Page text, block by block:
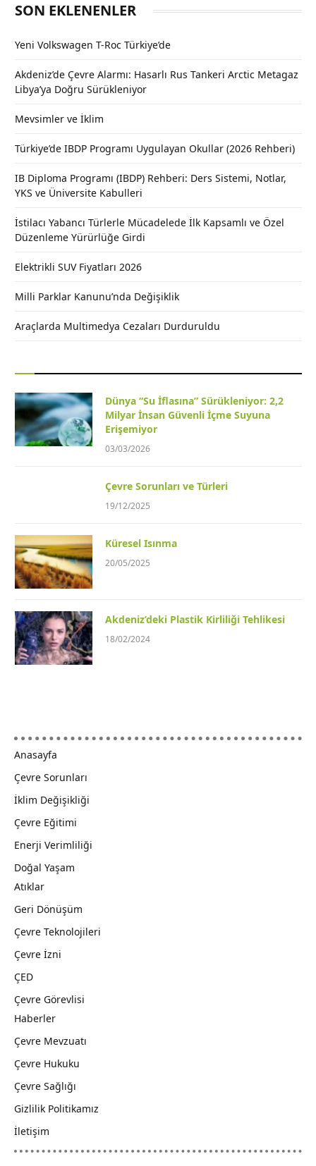
SON EKLENENLER
Yeni Volkswagen T-Roc Türkiye’de
Akdeniz’de Çevre Alarmı: Hasarlı Rus Tankeri Arctic Metagaz
Libya’ya Doğru Sürükleniyor
Mevsimler ve İklim
Türkiye’de IBDP Programı Uygulayan Okullar (2026 Rehberi)
IB Diploma Programı (IBDP) Rehberi: Ders Sistemi, Notlar,
YKS ve Üniversite Kabulleri
İstilacı Yabancı Türlerle Mücadelede İlk Kapsamlı ve Özel
Düzenleme Yürürlüğe Girdi
Elektrikli SUV Fiyatları 2026
Milli Parklar Kanunu’nda Değişiklik
Araçlarda Multimedya Cezaları Durduruldu
Dünya “Su İflasına” Sürükleniyor: 2,2
Milyar İnsan Güvenli İçme Suyuna
Erişemiyor
03/03/2026
Çevre Sorunları ve Türleri
19/12/2025
Küresel Isınma
20/05/2025
Akdeniz’deki Plastik Kirliliği Tehlikesi
18/02/2024
Anasayfa
Çevre Sorunları
İklim Değişikliği
Çevre Eğitimi
Enerji Verimliliği
Doğal Yaşam
Atıklar
Geri Dönüşüm
Çevre Teknolojileri
Çevre İzni
ÇED
Çevre Görevlisi
Haberler
Çevre Mevzuatı
Çevre Hukuku
Çevre Sağlığı
Gizlilik Politikamız
İletişim